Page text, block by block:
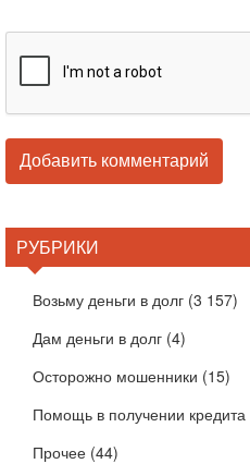
РУБРИКИ
Возьму деньги в долг (3 157)
Дам деньги в долг (4)
Осторожно мошенники (15)
Помощь в получении кредита
Прочее (44)